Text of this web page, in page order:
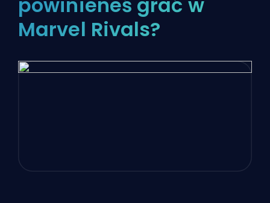
Marvel Rivals?